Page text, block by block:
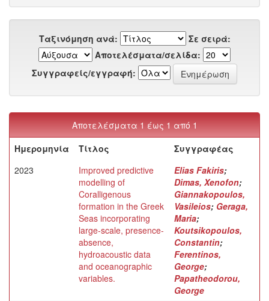
Ταξινόμηση ανά:
Σε σειρά:
Αποτελέσματα/σελίδα:
Συγγραφείς/εγγραφή:
Αποτελέσματα 1 έως 1 από 1
Ημερομηνία
Τίτλος
Συγγραφέας
2023
Improved predictive
modelling of
Coralligenous
formation in the Greek
Seas incorporating
large-scale, presence-
absence,
hydroacoustic data
and oceanographic
variables.
Elias Fakiris;
Dimas, Xenofon;
Giannakopoulos,
Vasileios; Geraga,
Maria;
Koutsikopoulos,
Constantin;
Ferentinos,
George;
Papatheodorou,
George